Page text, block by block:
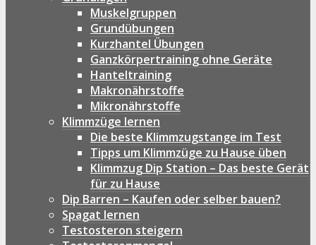
Muskelgruppen
Grundübungen
Kurzhantel Übungen
Ganzkörpertraining ohne Geräte
Hanteltraining
Makronährstoffe
Mikronährstoffe
Klimmzüge lernen
Die beste Klimmzugstange im Test
Tipps um Klimmzüge zu Hause üben
Klimmzug Dip Station – Das beste Gerät
für zu Hause
Dip Barren – Kaufen oder selber bauen?
Spagat lernen
Testosteron steigern